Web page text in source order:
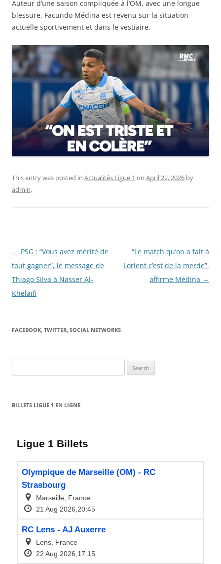
Auteur d’une saison compliquée à l’OM, avec une longue
blessure, Facundo Médina est revenu sur la situation
actuelle sportivement et dans le vestiaire.
This entry was posted in Actualités Ligue 1 on April 22, 2026 by
admin.
Post
navigation
← PSG : “Vous avez mérité de
tout gagner”, le message de
Thiago Silva à Nasser Al-
Khelaïfi
“Le match qu’on a fait à
Lorient c’est de la merde”,
affirme Médina →
FACEBOOK, TWITTER, SOCIAL NETWORKS
for:
BILLETS LIGUE 1 EN LIGNE